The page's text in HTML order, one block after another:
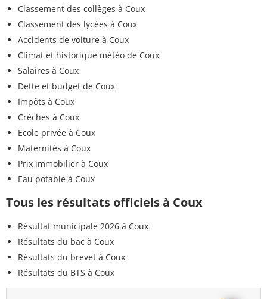
Classement des collèges à Coux
Classement des lycées à Coux
Accidents de voiture à Coux
Climat et historique météo de Coux
Salaires à Coux
Dette et budget de Coux
Impôts à Coux
Crèches à Coux
Ecole privée à Coux
Maternités à Coux
Prix immobilier à Coux
Eau potable à Coux
Tous les résultats officiels à Coux
Résultat municipale 2026 à Coux
Résultats du bac à Coux
Résultats du brevet à Coux
Résultats du BTS à Coux